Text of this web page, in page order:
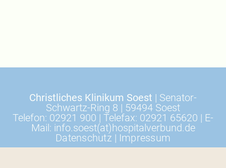
Christliches Klinikum Soest | Senator-
Schwartz-Ring 8 | 59494 Soest
Telefon: 02921 900 | Telefax: 02921 65620 | E-
Mail: info.soest(at)hospitalverbund.de
Datenschutz | Impressum